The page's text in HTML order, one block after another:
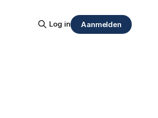
Log in Aanmelden